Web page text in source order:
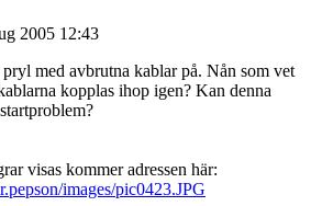
2005 12:43
med avbrutna kablar på. Nån som vet
kopplas ihop igen? Kan denna
visas kommer adressen här:
images/pic0423.JPG